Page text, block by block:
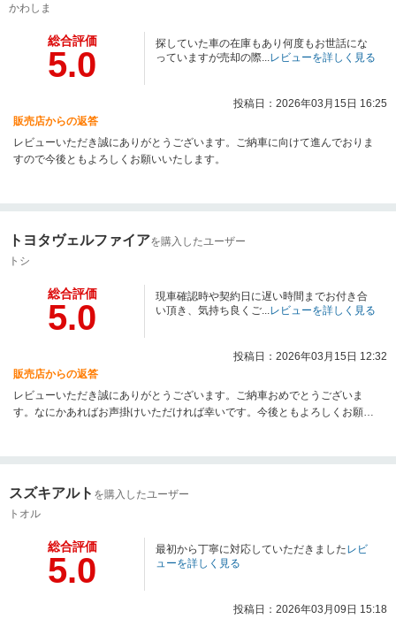
かわしま
総合評価
5.0
探していた車の在庫もあり何度もお世話にな
っていますが売却の際...レビューを詳しく見る
投稿日：2026年03月15日 16:25
販売店からの返答
レビューいただき誠にありがとうございます。ご納車に向けて進んでおりま
すので今後ともよろしくお願いいたします。
トヨタヴェルファイアを購入したユーザー
トシ
総合評価
5.0
現車確認時や契約日に遅い時間までお付き合
い頂き、気持ち良くご...レビューを詳しく見る
投稿日：2026年03月15日 12:32
販売店からの返答
レビューいただき誠にありがとうございます。ご納車おめでとうございま
す。なにかあればお声掛けいただければ幸いです。今後ともよろしくお願い
スズキアルト を購入したユーザー
トオル
総合評価
5.0
最初から丁寧に対応していただきましたレビ
ューを詳しく見る
投稿日：2026年03月09日 15:18